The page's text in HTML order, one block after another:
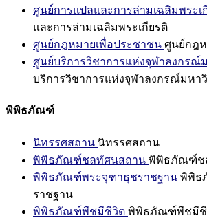
ศูนย์การแปลและการล่ามเฉลิมพระเ
และการล่ามเฉลิมพระเกียรติ
ศูนย์กฎหมายเพื่อประชาชน ศูนย์กฎ
ศูนย์บริการวิชาการแห่งจุฬาลงกรณ์
บริการวิชาการแห่งจุฬาลงกรณ์มหา
พิพิธภัณฑ์
นิทรรศสถาน นิทรรศสถาน
พิพิธภัณฑ์ชลทัศนสถาน พิพิธภัณฑ์ช
พิพิธภัณฑ์พระจุฑาธุชราชฐาน พิพิธ
ราชฐาน
พิพิธภัณฑ์พืชมีชีวิต พิพิธภัณฑ์พืชมีชี